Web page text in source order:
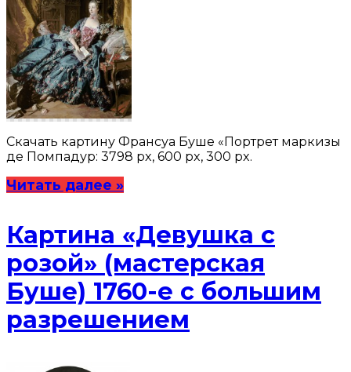
Скачать картину Франсуа Буше «Портрет маркизы
де Помпадур: 3798 px, 600 px, 300 px.
Читать далее »
Картина «Девушка с
розой» (мастерская
Буше) 1760-е с большим
разрешением